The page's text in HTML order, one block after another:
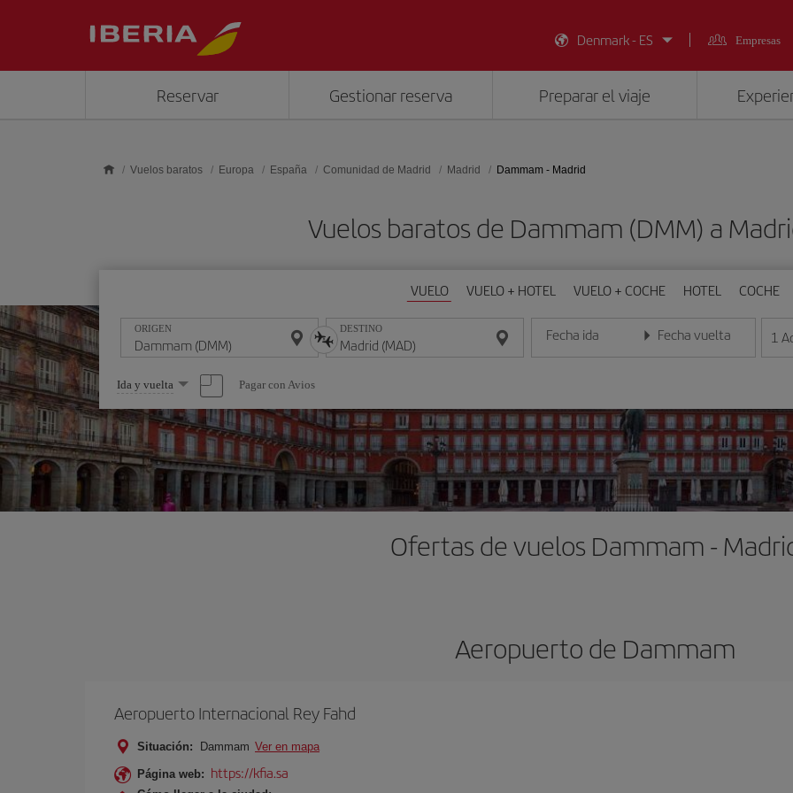
Denmark - ES
Empresas
Reservar Gestionar reserva Preparar el viaje
Vuelos baratos Europa España Comunidad de Madrid Madrid Dammam - Madrid
Vuelos baratos de Dammam (DMM) a
VUELO VUELO + HOTEL VUELO + COCHE HOTEL COCHE
ORIGEN DESTINO Fecha ida
Introduce la fecha en formato día/mes/año
Fecha vuelta
Introduce la fecha en 1
Seleccione
una
opción
Ida y vuelta Pagar con Avios
Ofertas de vuelos Dammam -
Aeropuerto de Dammam
Aeropuerto Internacional Rey Fahd
Situación: Dammam Ver en mapa
Página web: https://kfia.sa